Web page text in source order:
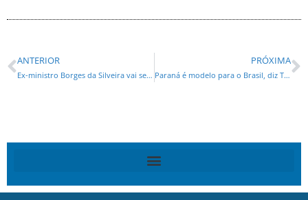
ANTERIOR
Ex-ministro Borges da Silveira vai ser coordenador político da campanha de Ney Leprevost para prefeito de Curitiba
PRÓXIMA
Paraná é modelo para o Brasil, diz Traiano sobre o ajuste fiscal